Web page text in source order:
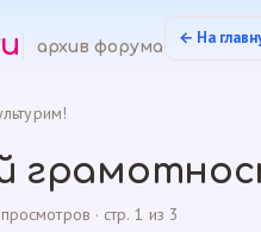
архив форума ← На
· стр. 1 из 3